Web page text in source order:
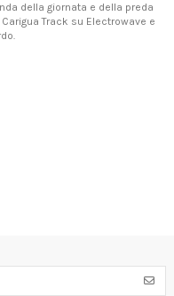
della giornata e della preda
Track su Electrowave e